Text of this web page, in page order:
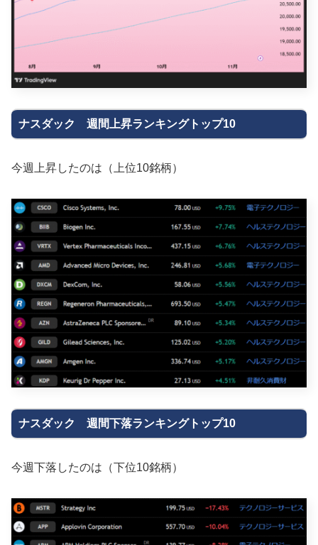
ナスダック 週間上昇ランキングトップ10
今週上昇したのは（上位10銘柄）
ナスダック 週間下落ランキングトップ10
今週下落したのは（下位10銘柄）